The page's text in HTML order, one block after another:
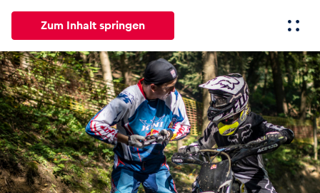
Zum Inhalt springen
Alle News Events Erlebnisse Seiten
News
Alle anzeigen